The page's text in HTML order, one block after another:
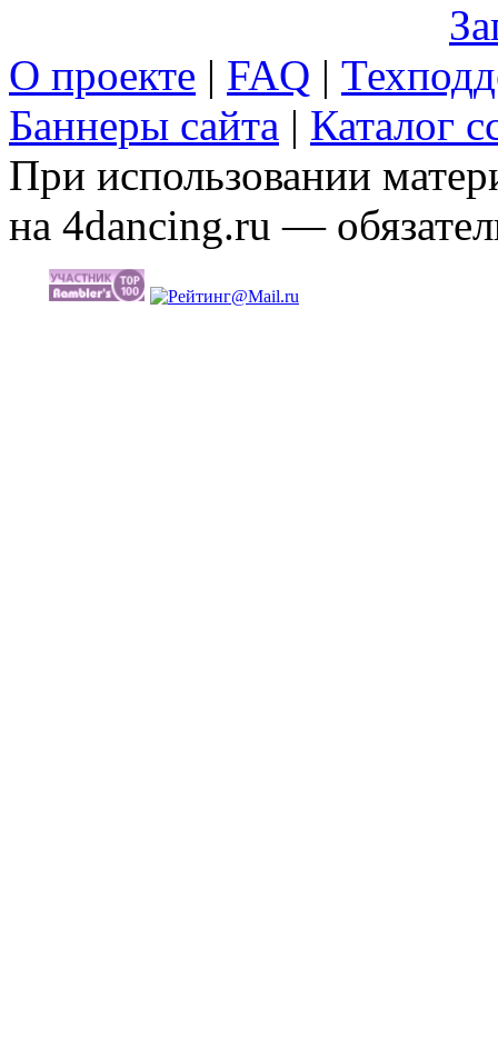
О проекте | FAQ |
Баннеры сайта | Каталог
При использовании
на 4dancing.ru —